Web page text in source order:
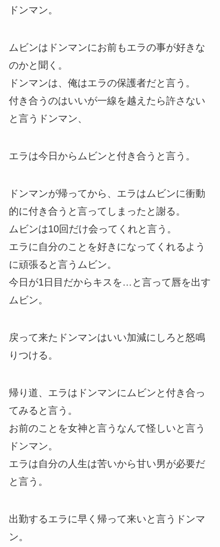
ドンマン。
ムビンはドンマンにお前もエラの事が好きな
のかと聞く。
ドンマンは、俺はエラの保護者だと言う。
付き合うのはいいが一線を越えたら許さない
と言うドンマン、
エラは今日からムビンと付き合うと言う。
ドンマンが帰ってから、エラはムビンに衝動
的に付き合うと言ってしまったと謝る。
ムビンは10回だけ会ってくれと言う。
エラに自分のことを好きになってくれるよう
に頑張ると言うムビン。
今日が1日目だからキスを…と言って唇を出す
ムビン。
戻って来たドンマンはいい加減にしろと怒鳴
りつける。
帰り道、エラはドンマンにムビンと付き合っ
てみると言う。
お前のことを女神と言うなんて怪しいと言う
ドンマン。
エラは自分の人生は苦いから甘い男が必要だ
と言う。
出勤するエラに早く帰って来いと言うドンマ
ン。